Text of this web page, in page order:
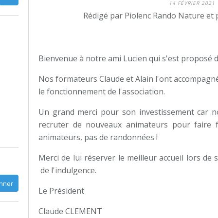
14 FÉVRIER 2021
Rédigé par Piolenc Rando Nature
Bienvenue à notre ami Lucien qui s'est proposé
Nos formateurs Claude et Alain l'ont
le fonctionnement de l'association.
Un grand merci pour son investissement car
recruter de nouveaux animateurs pour faire
animateurs, pas de randonnées !
Merci de lui réserver le meilleur accueil lors de
de l'indulgence.
Le Président
Claude CLEMENT